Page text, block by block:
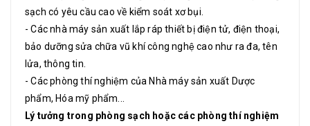
sạch có yêu cầu cao về kiểm soát xơ bụi.
- Các nhà máy sản xuất lắp ráp thiết bị điện tử, điện thoại,
bảo dưỡng sửa chữa vũ khí công nghệ cao như ra đa, tên
lửa, thông tin.
- Các phòng thí nghiệm của Nhà máy sản xuất Dược
phẩm, Hóa mỹ phẩm...
Lý tưởng trong phòng sạch hoặc các phòng thí nghiệm